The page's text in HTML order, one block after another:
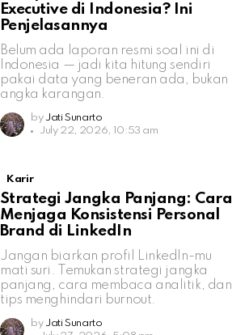
Executive di Indonesia? Ini
Penjelasannya
Belum ada laporan resmi soal ini di
Indonesia — jadi kita hitung sendiri
pakai data yang beneran ada, bukan
angka karangan.
by Jati Sunarto
July 22, 2026, 10:53 am
Karir
Strategi Jangka Panjang: Cara
Menjaga Konsistensi Personal
Brand di LinkedIn
Jangan biarkan profil LinkedIn-mu
mati suri. Temukan strategi jangka
panjang, cara membaca analitik, dan
tips menghindari burnout.
by Jati Sunarto